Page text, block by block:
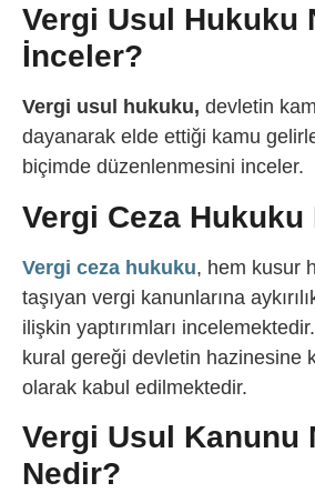
Vergi Usul Hukuku
İnceler?
Vergi usul hukuku, devletin
dayanarak elde ettiği kamu
biçimde düzenlenmesini inceler.
Vergi Ceza Hukuku
Vergi ceza hukuku, hem kusur
taşıyan vergi kanunlarına
ilişkin yaptırımları
kural gereği devletin hazinesine
olarak kabul edilmektedir.
Vergi Usul Kanunu
Nedir?